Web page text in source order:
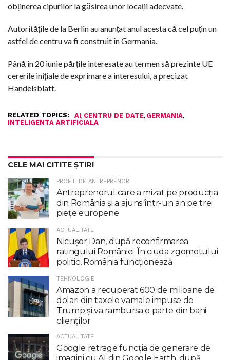
obținerea cipurilor la găsirea unor locații adecvate.
Autoritățile de la Berlin au anunțat anul acesta că cel puțin un
astfel de centru va fi construit în Germania.
Până în 20 iunie părțile interesate au termen să prezinte UE
cererile inițiale de exprimare a interesului, a precizat
Handelsblatt.
RELATED TOPICS: AI, CENTRU DE DATE, GERMANIA,
INTELIGENTA ARTIFICIALA
CELE MAI CITITE ȘTIRI
PROFIL DE ANTREPRENOR
Antreprenorul care a mizat pe producția
din România și a ajuns într-un an pe trei
piețe europene
ACTUALITATE
Nicuşor Dan, după reconfirmarea
ratingului României: În ciuda zgomotului
politic, România funcţionează
TEHNOLOGIE
Amazon a recuperat 600 de milioane de
dolari din taxele vamale impuse de
Trump şi va rambursa o parte din bani
clienţilor
ACTUALITATE
Google retrage funcţia de generare de